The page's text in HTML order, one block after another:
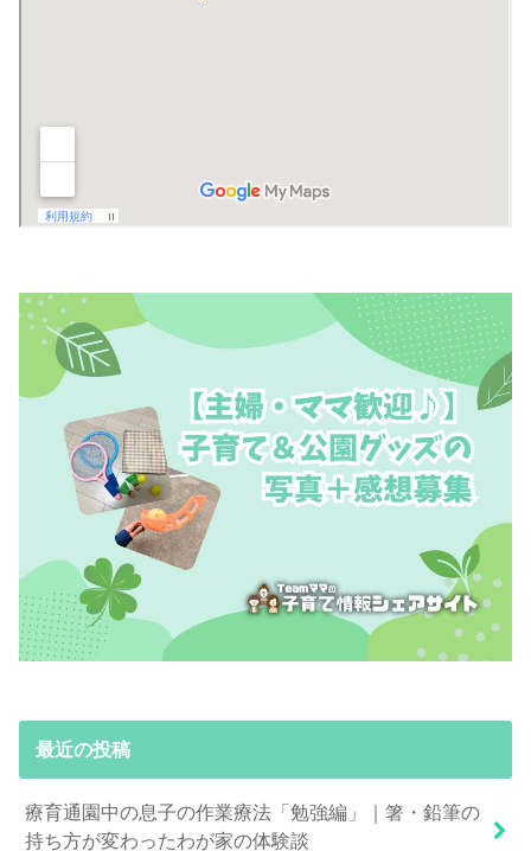
最近の投稿
療育通園中の息子の作業療法「勉強編」｜箸・鉛筆の
持ち方が変わったわが家の体験談